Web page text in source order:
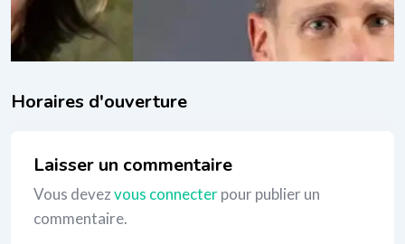
_
Laisser un commentaire
Vous devezvous connecterpour publier un
commentaire.